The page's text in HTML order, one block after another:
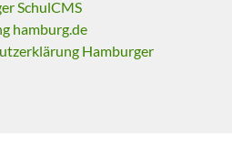
SchulCMS
hamburg.de
Hamburger